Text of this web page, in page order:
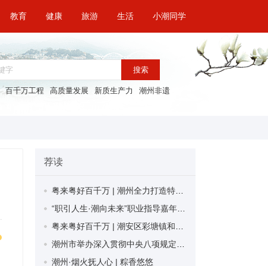
教育 健康 旅游 生活 小潮同学
搜索
百千万工程 高质量发展 新质生产力 潮州非遗
荐读
潮州·烟火抚人心 | 粽香悠悠